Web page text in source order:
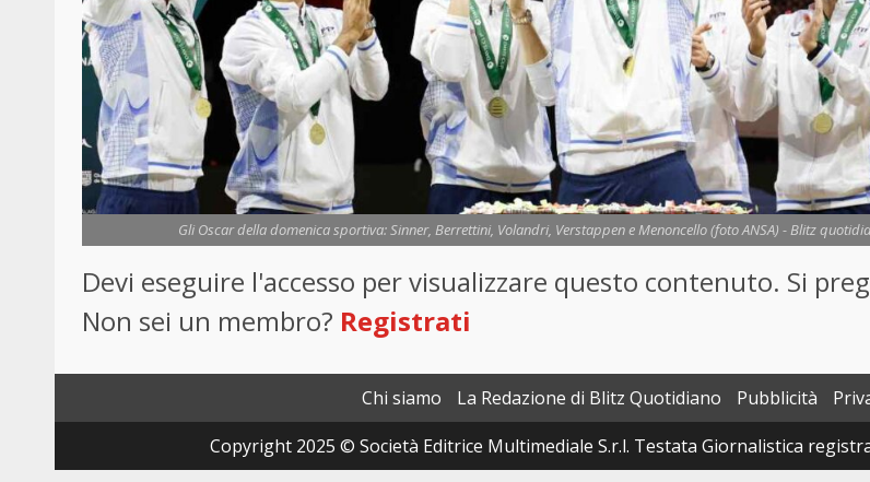
Gli Oscar della domenica sportiva: Sinner, Berrettini, Volandri, Verstappen e Menoncello (foto ANSA) - Blitz
Devi eseguire l'accesso per visualizzare questo contenuto. Si
Non sei un membro? Registrati
Chi siamo La Redazione di Blitz Quotidiano Pubblicità
Copyright 2025 © Società Editrice Multimediale S.r.l. Testata Giornalistica